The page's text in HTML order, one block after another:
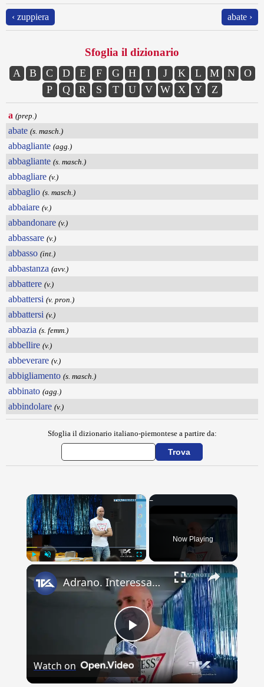
‹ zuppiera abate ›
Sfoglia il dizionario
A B C D E F G H I J K L M N
O
P
Q R S T U V W X Y Z
a (prep.)
abate (s. masch.)
abbagliante (agg.)
abbagliante (s. masch.)
abbagliare (v.)
abbaglio (s. masch.)
abbaiare (v.)
abbandonare (v.)
abbassare (v.)
abbasso (int.)
abbastanza (avv.)
abbattere (v.)
abbattersi (v. pron.)
abbattersi (v.)
abbazia (s. femm.)
abbellire (v.)
abbeverare (v.)
abbigliamento (s. masch.)
abbinato (agg.)
abbindolare (v.)
Sfoglia il dizionario italiano-piemontese a partire da:
×
Now Playing
×
Play
Video
Adrano. Interessante incontro al liceo “Verga” con il prof. Fabio Gamberini. Studenti del Linguistic
Watch on